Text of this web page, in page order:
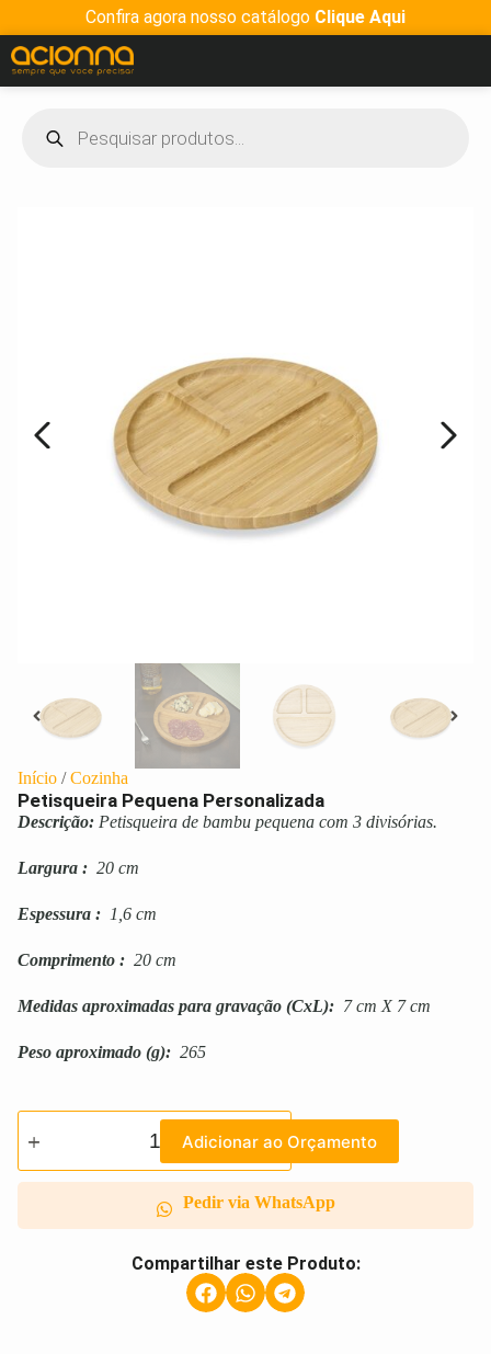
Confira agora nosso catálogo Clique Aqui
Início /Cozinha
Petisqueira Pequena Personalizada
Descrição: Petisqueira de bambu pequena com 3 divisórias.
Largura : 20 cm
Espessura : 1,6 cm
Comprimento : 20 cm
Medidas aproximadas para gravação (CxL): 7 cm X 7 cm
Peso aproximado (g): 265
Adicionar ao Orçamento
Pedir via WhatsApp
Compartilhar este Produto: